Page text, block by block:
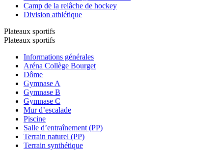
Camp de la relâche de hockey
Division athlétique
Plateaux sportifs
Plateaux sportifs
Informations générales
Aréna Collège Bourget
Dôme
Gymnase A
Gymnase B
Gymnase C
Mur d’escalade
Piscine
Salle d’entraînement (PP)
Terrain naturel (PP)
Terrain synthétique